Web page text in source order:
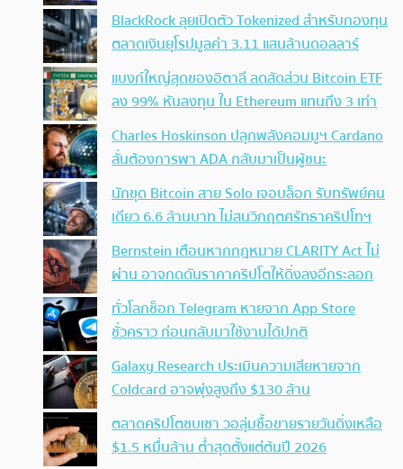
BlackRock ลุยเปิดตัว Tokenized สำหรับกองทุน
ตลาดเงินยุโรปมูลค่า 3.11 แสนล้านดอลลาร์
แบงก์ใหญ่สุดของอิตาลี ลดสัดส่วน Bitcoin ETF
ลง 99% หันลงทุน ใน Ethereum แทนถึง 3 เท่า
Charles Hoskinson ปลุกพลังคอมมูฯ Cardano
ลั่นต้องการพา ADA กลับมาเป็นผู้ชนะ
นักขุด Bitcoin สาย Solo เจอบล็อก รับทรัพย์คน
เดียว 6.6 ล้านบาท ไม่สนวิกฤตศรัทธาคริปโทฯ
Bernstein เตือนหากกฎหมาย CLARITY Act ไม่
ผ่าน อาจกดดันราคาคริปโตให้ดิ่งลงอีกระลอก
ทั่วโลกช็อก Telegram หายจาก App Store
ชั่วคราว ก่อนกลับมาใช้งานได้ปกติ
Galaxy Research ประเมินความเสียหายจาก
Coldcard อาจพุ่งสูงถึง $130 ล้าน
ตลาดคริปโตซบเซา วอลุ่มซื้อขายรายวันดิ่งเหลือ
$1.5 หมื่นล้าน ต่ำสุดตั้งแต่ต้นปี 2026